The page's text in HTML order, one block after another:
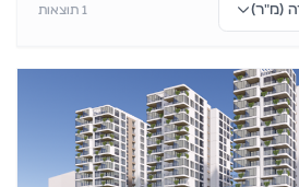
(מ״ר) 1 תוצאות